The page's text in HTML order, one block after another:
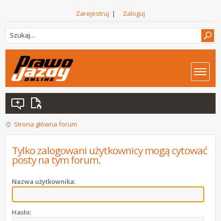
Zarejestruj | Zaloguj
Strona główna forum
Tylko zalogowani użytkownicy mogą cytować
posty na tym forum.
Nazwa użytkownika:
Hasło: